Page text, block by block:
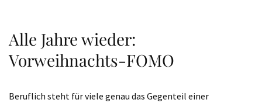
Alle Jahre wieder:
Vorweihnachts-FOMO
Beruflich steht für viele genau das Gegenteil einer